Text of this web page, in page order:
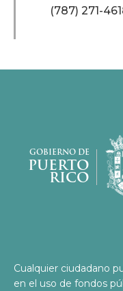
(787) 271-
GOBIERNO DE
PUERTO
RICO
Cualquier ciudadano
en el uso de fondos